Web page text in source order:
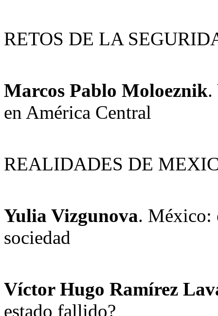
RETOS DE LA
Marcos Pablo Moloeznik.
en América Central
REALIDADES DE
Yulia Vizgunova. México:
sociedad
Víctor Hugo Ramírez
estado fallido?